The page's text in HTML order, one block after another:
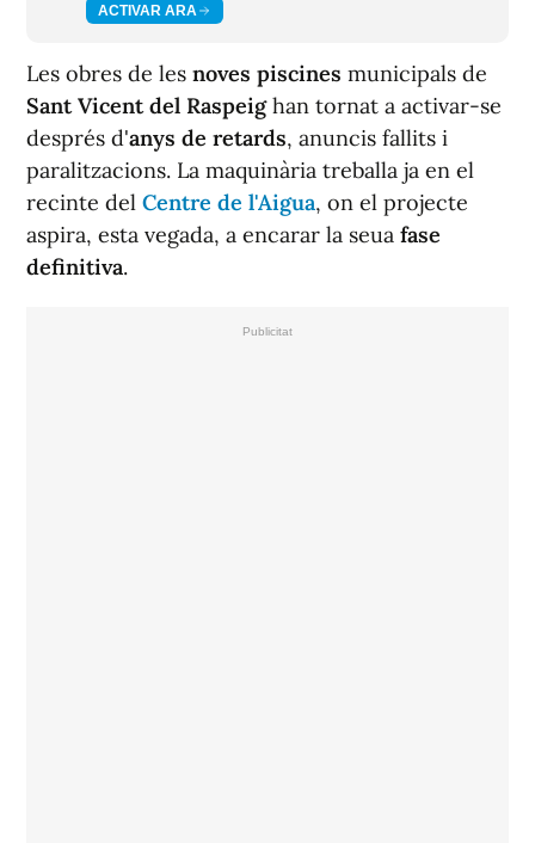
ACTIVAR ARA
Les obres de les noves piscines municipals de
Sant Vicent del Raspeighan tornat a activar-se
després d'anys de retards, anuncis fallits i
paralitzacions. La maquinària treballa ja en el
recinte del Centre de l'Aigua, on el projecte
aspira, esta vegada, a encarar la seua fase
definitiva.